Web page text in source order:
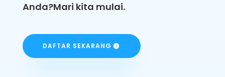
Anda?Mari kita mulai.
DAFTAR SEKARANG